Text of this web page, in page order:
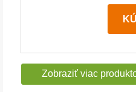
Zobraziť viac